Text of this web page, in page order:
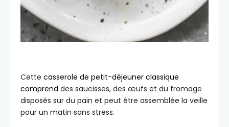
Cette casserole de petit-déjeuner classique
comprend des saucisses, des œufs et du fromage
disposés sur du pain et peut être assemblée la veille
pour un matin sans stress.